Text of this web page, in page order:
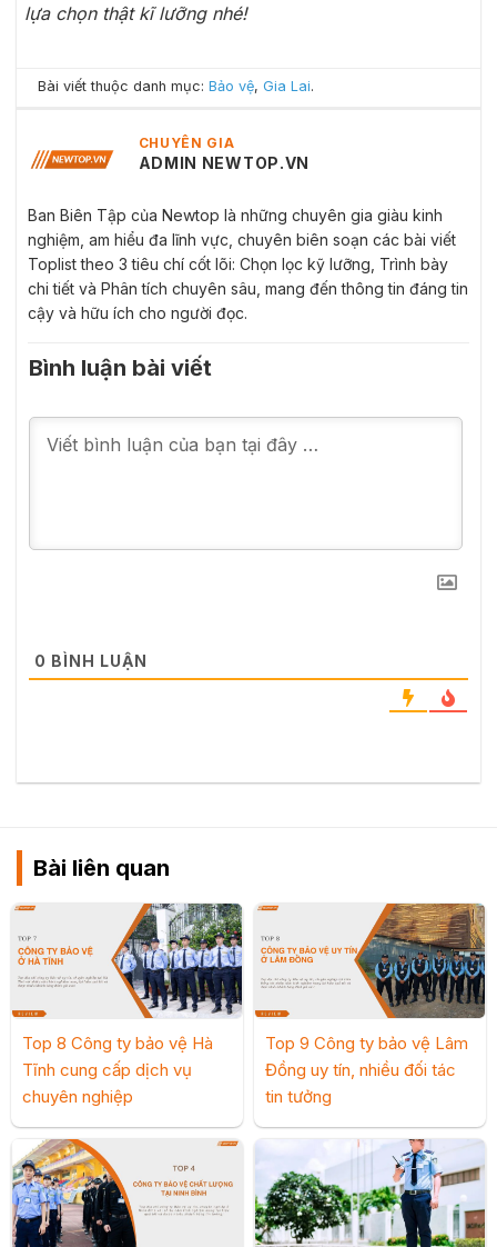
lựa chọn thật kĩ lưỡng nhé!
Bài viết thuộc danh mục:Bảo vệ,Gia Lai.
CHUYÊN GIA
ADMIN NEWTOP.VN
Ban Biên Tập của Newtop là những chuyên gia giàu kinh
nghiệm, am hiểu đa lĩnh vực, chuyên biên soạn các bài viết
Toplist theo 3 tiêu chí cốt lõi: Chọn lọc kỹ lưỡng, Trình bày
chi tiết và Phân tích chuyên sâu, mang đến thông tin đáng tin
cậy và hữu ích cho người đọc.
Bình luận bài viết
0 BÌNH LUẬN
Bài liên quan
Top 8 Công ty bảo vệ Hà
Tĩnh cung cấp dịch vụ
chuyên nghiệp
Top 9 Công ty bảo vệ Lâm
Đồng uy tín, nhiều đối tác
tin tưởng